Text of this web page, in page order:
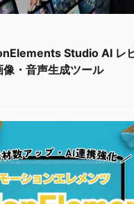
Studio AI レ
・音声生成ツール